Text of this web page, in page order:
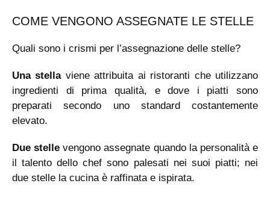
COME VENGONO ASSEGNATE LE STELLE
Quali sono i crismi per l’assegnazione delle stelle?
Una stellaviene attribuita ai ristoranti che utilizzano
ingredienti di prima qualità, e dove i piatti sono
preparati secondo uno standard costantemente
elevato.
Due stelle vengono assegnate quando la personalità e
il talento dello chef sono palesati nei suoi piatti; nei
due stelle la cucina è raffinata e ispirata.